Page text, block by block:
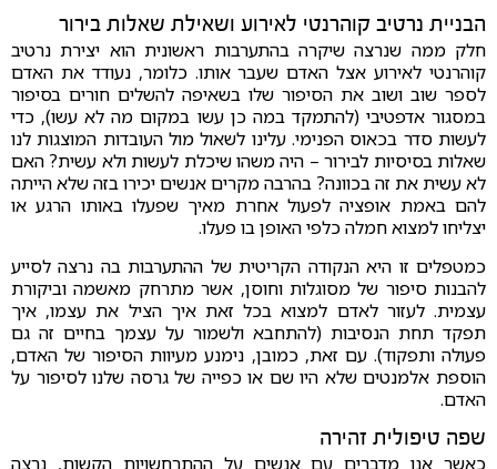
הבניית נרטיב קוהרנטי לאירוע ושאילת שאלות בירור
חלק ממה שנרצה שיקרה בהתערבות ראשונית הוא יצירת נרטיב
קוהרנטי לאירוע אצל האדם שעבר אותו. כלומר, נעודד את האדם
לספר שוב ושוב את הסיפור שלו בשאיפה להשלים חורים בסיפור
במסגור אדפטיבי (להתמקד במה כן עשו במקום מה לא עשו), כדי
לעשות סדר בכאוס הפנימי. עלינו לשאול מול העובדות המוצגות לנו
שאלות בסיסיות לבירור – היה משהו שיכלת לעשות ולא עשית? האם
לא עשית את זה בכוונה? בהרבה מקרים אנשים יכירו בזה שלא הייתה
להם באמת אופציה לפעול אחרת מאיך שפעלו באותו הרגע או
יצליחו למצוא חמלה כלפי האופן בו פעלו.
כמטפלים זו היא הנקודה הקריטית של ההתערבות בה נרצה לסייע
להבנות סיפור של מסוגלות וחוסן, אשר מתרחק מאשמה וביקורת
עצמית. לעזור לאדם למצוא בכל זאת איך הציל את עצמו, איך
תפקד תחת הנסיבות (להתחבא ולשמור על עצמך בחיים זה גם
פעולה ותפקוד). עם זאת, כמובן, נימנע מעיוות הסיפור של האדם,
הוספת אלמנטים שלא היו שם או כפייה של גרסה שלנו לסיפור על
האדם.
שפה טיפולית זהירה
כאשר אנו מדברים עם אנשים על ההתרחשויות הקשות, נרצה